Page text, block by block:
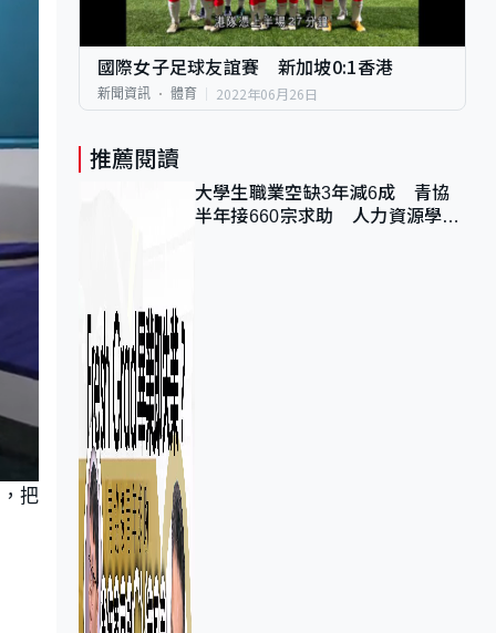
把
國際女子足球友誼賽 新加坡0:1香港
新聞資訊 體育 2022年06月26日
推薦閱讀
大學生職業空缺3年減6成 青協
半年接660宗求助 人力資源學